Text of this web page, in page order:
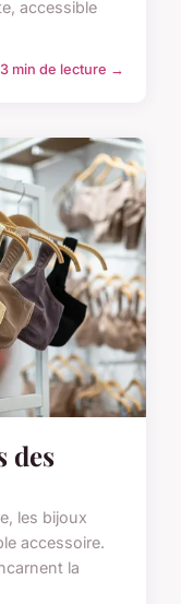
accessible
3 min de lecture →
des
les bijoux
accessoire.
la